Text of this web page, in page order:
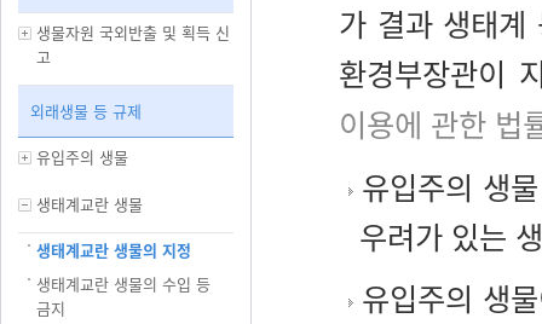
생물자원 국외반출 및 획득 신
고
외래생물 등 규제
유입주의 생물
생태계교란 생물
생태계교란 생물의 지정
생태계교란 생물의 수입 등
금지
가 결과 생태계
환경부장관이
이용에 관한 법
유입주의 생
우려가 있는
유입주의 생